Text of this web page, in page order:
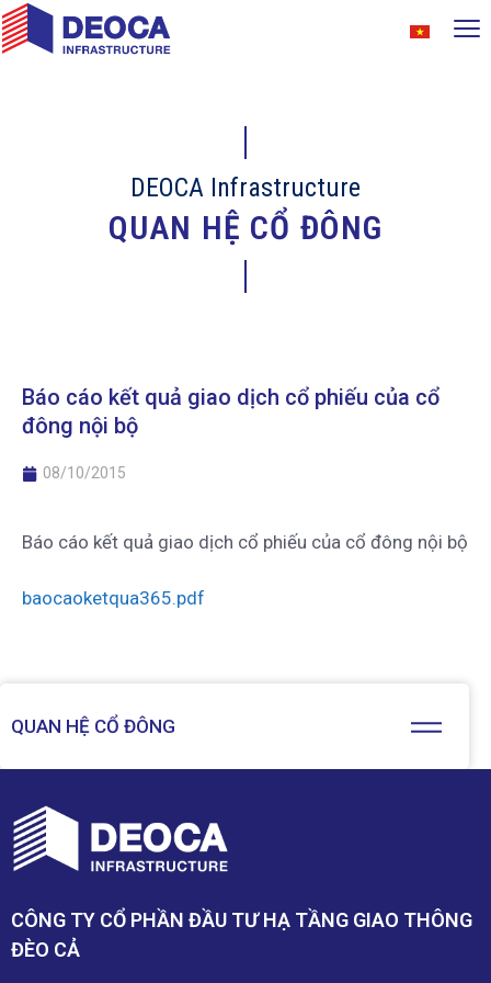
DEOCA Infrastructure
QUAN HỆ CỔ ĐÔNG
QUAN HỆ CỔ ĐÔNG
Báo cáo kết quả giao dịch cổ phiếu của cổ
đông nội bộ
08/10/2015
Báo cáo kết quả giao dịch cổ phiếu của cổ đông nội bộ
baocaoketqua365.pdf
CÔNG TY CỔ PHẦN ĐẦU TƯ HẠ TẦNG GIAO THÔNG
ĐÈO CẢ